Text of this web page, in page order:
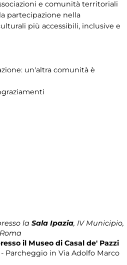
e comunità territoriali
partecipazione nella
più accessibili, inclusive e
un'altra comunità è
la Sala Ipazia, IV Municipio,
il Museo di Casal de' Pazzi
Parcheggio in Via Adolfo Marco